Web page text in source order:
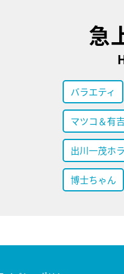
急
バラエティ
マツコ＆有
出川一茂ホ
博士ちゃん